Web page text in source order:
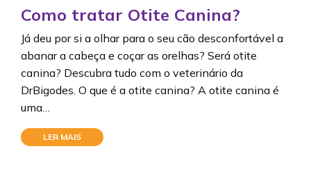
Como tratar Otite Canina?
Já deu por si a olhar para o seu cão desconfortável a
abanar a cabeça e coçar as orelhas? Será otite
canina? Descubra tudo com o veterinário da
DrBigodes. O que é a otite canina? A otite canina é
uma…
LER MAIS